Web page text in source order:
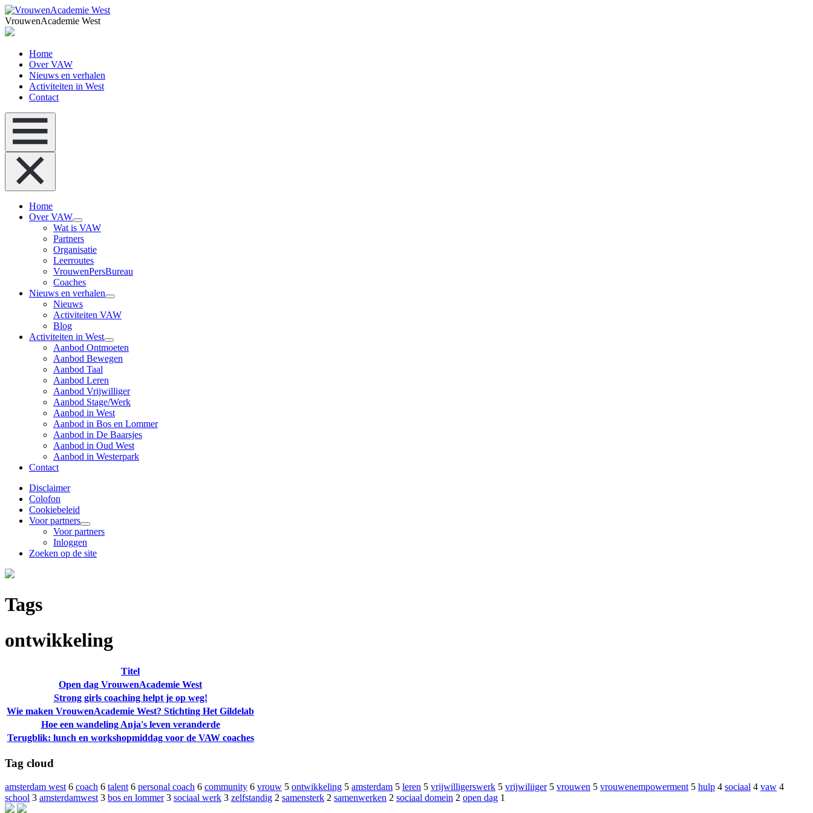
VrouwenAcademie West
Home
Over VAW
Nieuws en verhalen
Activiteiten in West
Contact
Home
Over VAW
Wat is VAW
Partners
Organisatie
Leerroutes
VrouwenPersBureau
Coaches
Nieuws en verhalen
Nieuws
Activiteiten VAW
Blog
Activiteiten in West
Aanbod Ontmoeten
Aanbod Bewegen
Aanbod Taal
Aanbod Leren
Aanbod Vrijwilliger
Aanbod Stage/Werk
Aanbod in West
Aanbod in Bos en Lommer
Aanbod in De Baarsjes
Aanbod in Oud West
Aanbod in Westerpark
Contact
Disclaimer
Colofon
Cookiebeleid
Voor partners
Voor partners
Inloggen
Zoeken op de site
Tags
ontwikkeling
Titel
Open dag VrouwenAcademie West
Strong girls coaching helpt je op weg!
Wie maken VrouwenAcademie West? Stichting Het Gildelab
Hoe een wandeling Anja's leven veranderde
Terugblik: lunch en workshopmiddag voor de VAW coaches
Tag cloud
amsterdam west 6 coach 6 talent 6 personal coach 6 community 6 vrouw 5 ontwikkeling 5 amsterdam 5 leren 5 vrijwilligerswerk 5 vrijwiliiger 5 vrouwen 5 vrouwenempowerment 5 hulp 4 sociaal 4 vaw 4
school 3 amsterdamwest 3 bos en lommer 3 sociaal werk 3 zelfstandig 2 samensterk 2 samenwerken 2 sociaal domein 2 open dag 1